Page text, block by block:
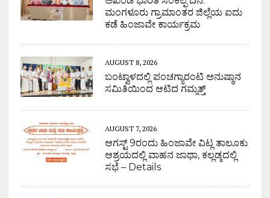
ಮಂಗಳೂರು ಗ್ರಾಮಾಂತರ ಜಿಲ್ಲೆಯ ಐದು
ಕಡೆ ಹಿಂಜಾವೇ ಕಾರ್ಯಕ್ರಮ
AUGUST 8, 2026
ಬಂಟ್ವಾಳದಲ್ಲಿ ಪಂಚಗ್ಯಾರಂಟಿ ಅನುಷ್ಠಾನ
ಸಮಿತಿಯಿಂದ ಆಟಿದ ಗಮ್ಮತ್ತ್
AUGUST 7, 2026
ಆಗಸ್ಟ್ 9ರಂದು ಹಿಂಜಾವೇ ವಿಟ್ಲ ತಾಲೂಕು
ಆಶ್ರಯದಲ್ಲಿ ವಾಹನ ಜಾಥಾ, ಕಲ್ಲಡ್ಕದಲ್ಲಿ
ಸಭೆ – Details